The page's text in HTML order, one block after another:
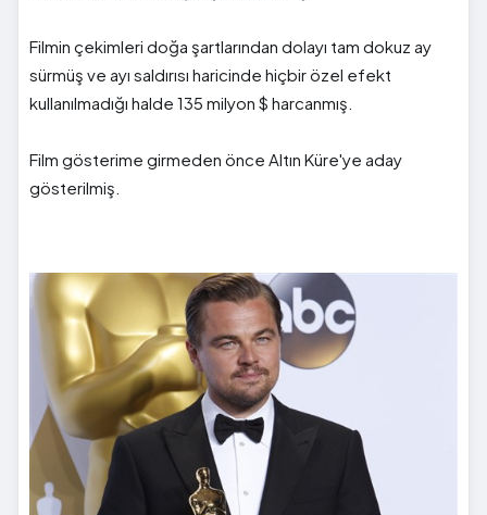
Filmin çekimleri doğa şartlarından dolayı tam dokuz ay
sürmüş ve ayı saldırısı haricinde hiçbir özel efekt
kullanılmadığı halde 135 milyon $ harcanmış.
Film gösterime girmeden önce Altın Küre'ye aday
gösterilmiş.